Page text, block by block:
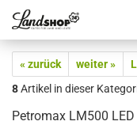
« zurück weiter »
8Artikel in dieser
Petromax LM500